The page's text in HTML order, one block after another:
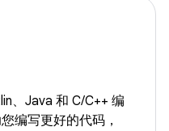
、Java 和 C/C++ 编
编写更好的代码，